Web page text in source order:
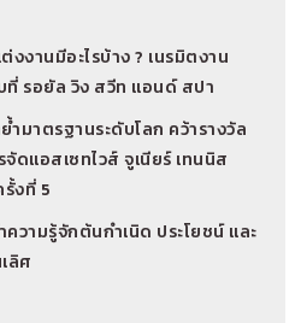
งงานมีอะไรบ้าง ? เนรมิตงาน
รอยัล วิง สวีท แอนด์ สปา
มาตรฐานระดับโลก คว้ารางวัล
ดแอสเซทไวส์ จูเนียร์ เทนนิส
งที่ 5
ความรู้จักต้นกำเนิด ประโยชน์ และ
ลิศ